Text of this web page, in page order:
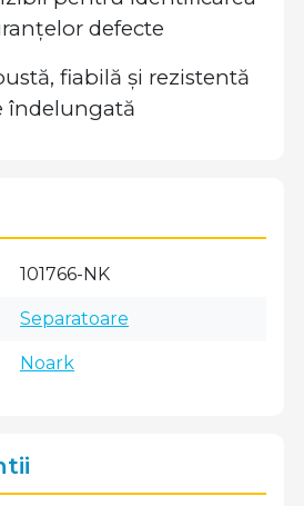
defecte
fiabilă și rezistentă
îndelungată
101766-NK
Separatoare
Noark